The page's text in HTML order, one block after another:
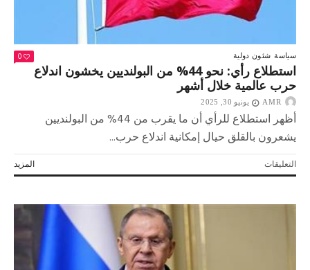
سياسة شئون دولية 0
استطلاع رأي: نحو 44% من البولنديين يخشون اندلاع
حرب عالمية خلال أشهر
AMR يونيو 30, 2025
أظهر استطلاع للرأي أن ما يقرب من 44% من البولنديين
يشعرون بالقلق حيال إمكانية اندلاع حرب...
المزيد التعليقاتعلى
استطلاع
نحو